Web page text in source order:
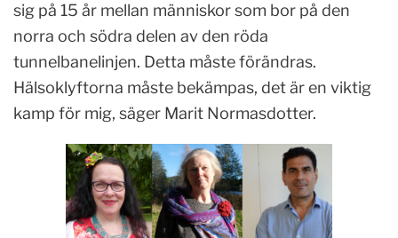
sig på 15 år mellan människor som bor på den
norra och södra delen av den röda
tunnelbanelinjen. Detta måste förändras.
Hälsoklyftorna måste bekämpas, det är en viktig
kamp för mig, säger Marit Normasdotter.